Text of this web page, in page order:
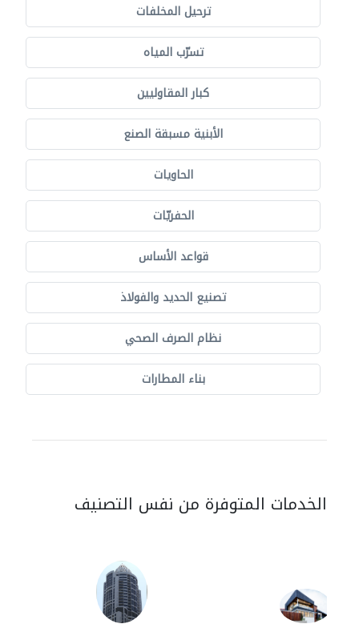
ترحيل المخلفات
تسرّب المياه
كبار المقاوليين
الأبنية مسبقة الصنع
الحاويات
الحفريّات
قواعد الأساس
تصنيع الحديد والفولاذ
نظام الصرف الصحي
بناء المطارات
الخدمات المتوفرة من نفس التصنيف